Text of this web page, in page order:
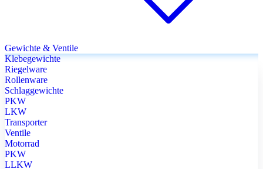
Gewichte & Ventile
Klebegewichte
Riegelware
Rollenware
Schlaggewichte
PKW
LKW
Transporter
Ventile
Motorrad
PKW
LLKW